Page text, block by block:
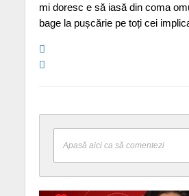
mi doresc e să iasă din coma
bage la pușcărie pe toți cei
Apasă aici ca să comentezi